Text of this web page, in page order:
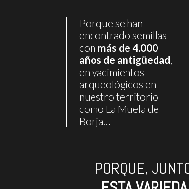
Porque se han
encontrado semillas
con más de 4.000
años de antigüedad
en yacimientos
arqueológicos en
nuestro territorio
como La Muela de
Borja…
PORQUE,